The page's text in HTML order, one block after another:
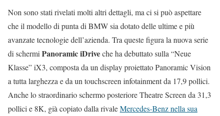
Non sono stati rivelati molti altri dettagli, ma ci si può aspettare
che il modello di punta di BMW sia dotato delle ultime e più
avanzate tecnologie dell’azienda. Tra queste figura la nuova serie
di schermi Panoramic iDriveche ha debuttato sulla “Neue
Klasse” iX3, composta da un display proiettato Panoramic Vision
a tutta larghezza e da un touchscreen infotainment da 17,9 pollici.
Anche lo straordinario schermo posteriore Theatre Screen da 31,3
pollici e 8K, già copiato dalla rivaleMercedes-Benz nella sua